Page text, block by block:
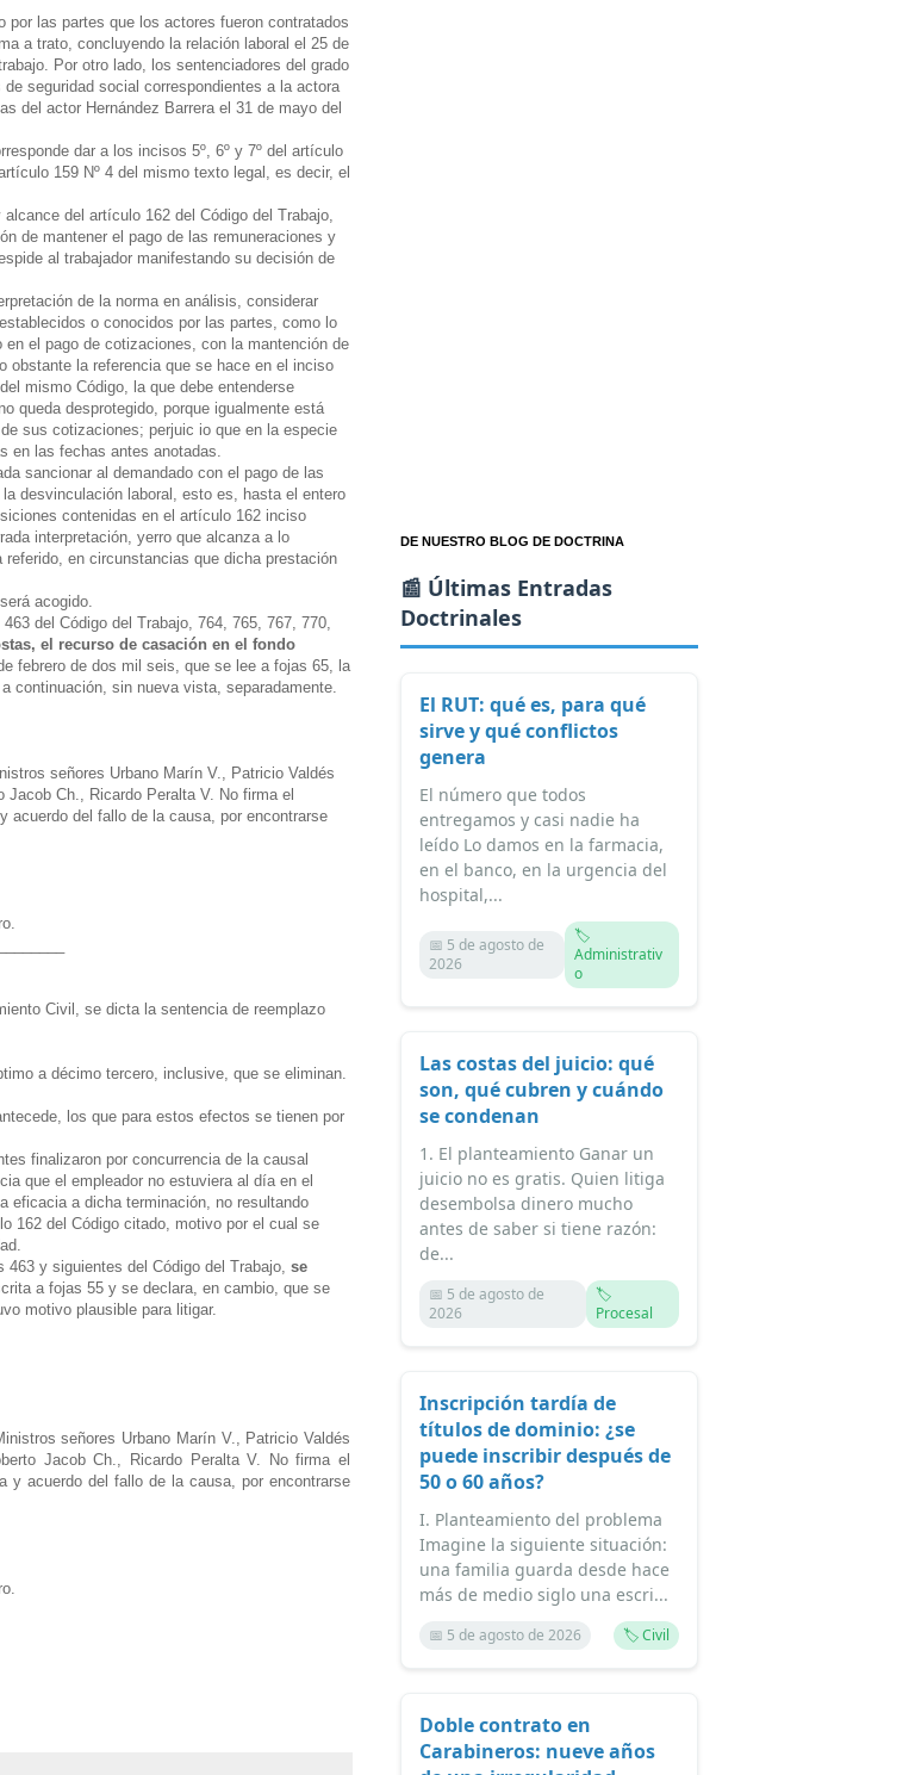
las partes que los actores fueron contratados
a trato, concluyendo la relación laboral el 25 de
Por otro lado, los sentenciadores del grado
seguridad social correspondientes a la actora
del actor Hernández Barrera el 31 de mayo del
dar a los incisos 5º, 6º y 7º del artículo
159 Nº 4 del mismo texto legal, es decir, el
del artículo 162 del Código del Trabajo,
de mantener el pago de las remuneraciones y
al trabajador manifestando su decisión de
de la norma en análisis, considerar
o conocidos por las partes, como lo
el pago de cotizaciones, con la mantención de
obstante la referencia que se hace en el inciso
mismo Código, la que debe entenderse
queda desprotegido, porque igualmente está
sus cotizaciones; perjuic io que en la especie
en las fechas antes anotadas.
sancionar al demandado con el pago de las
desvinculación laboral, esto es, hasta el entero
contenidas en el artículo 162 inciso
interpretación, yerro que alcanza a lo
en circunstancias que dicha prestación
acogido.
del Código del Trabajo, 764, 765, 767, 770,
el recurso de casación en el fondo
febrero de dos mil seis, que se lee a fojas 65, la
continuación, sin nueva vista, separadamente.
señores Urbano Marín V., Patricio Valdés
Jacob Ch., Ricardo Peralta V. No firma el
acuerdo del fallo de la causa, por encontrarse
Civil, se dicta la sentencia de reemplazo
a décimo tercero, inclusive, que se eliminan.
los que para estos efectos se tienen por
finalizaron por concurrencia de la causal
que el empleador no estuviera al día en el
eficacia a dicha terminación, no resultando
162 del Código citado, motivo por el cual se
y siguientes del Código del Trabajo, se
a fojas 55 y se declara, en cambio, que se
motivo plausible para litigar.
señores Urbano Marín V., Patricio Valdés
Jacob Ch., Ricardo Peralta V. No firma el
y acuerdo del fallo de la causa, por encontrarse
DE NUESTRO BLOG DE DOCTRINA
📰 Últimas Entradas
Doctrinales
El RUT: qué es, para qué
sirve y qué conflictos
genera
El número que todos
entregamos y casi nadie ha
leído Lo damos en la farmacia,
en el banco, en la urgencia del
hospital,...
📅 5 de agosto de
2026
🏷️
Administrativ
o
Las costas del juicio: qué
son, qué cubren y cuándo
se condenan
1. El planteamiento Ganar un
juicio no es gratis. Quien litiga
desembolsa dinero mucho
antes de saber si tiene razón:
de...
📅 5 de agosto de
2026
🏷️
Procesal
Inscripción tardía de
títulos de dominio: ¿se
puede inscribir después de
50 o 60 años?
I. Planteamiento del problema
Imagine la siguiente situación:
una familia guarda desde hace
más de medio siglo una escri...
📅 5 de agosto de 2026 🏷️ Civil
Doble contrato en
Carabineros: nueve años